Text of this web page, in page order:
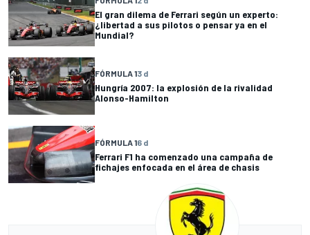
El gran dilema de Ferrari según un experto:
¿libertad a sus pilotos o pensar ya en el
Mundial?
FÓRMULA 13 d
Hungría 2007: la explosión de la rivalidad
Alonso-Hamilton
FÓRMULA 16 d
Ferrari F1 ha comenzado una campaña de
fichajes enfocada en el área de chasis